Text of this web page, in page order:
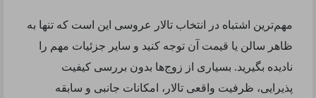
مهم‌ترین اشتباه در انتخاب تالار عروسی این است که تنها به
ظاهر سالن یا قیمت آن توجه کنید و سایر جزئیات مهم را
نادیده بگیرید. بسیاری از زوج‌ها بدون بررسی کیفیت
پذیرایی، ظرفیت واقعی تالار، امکانات جانبی و سابقه